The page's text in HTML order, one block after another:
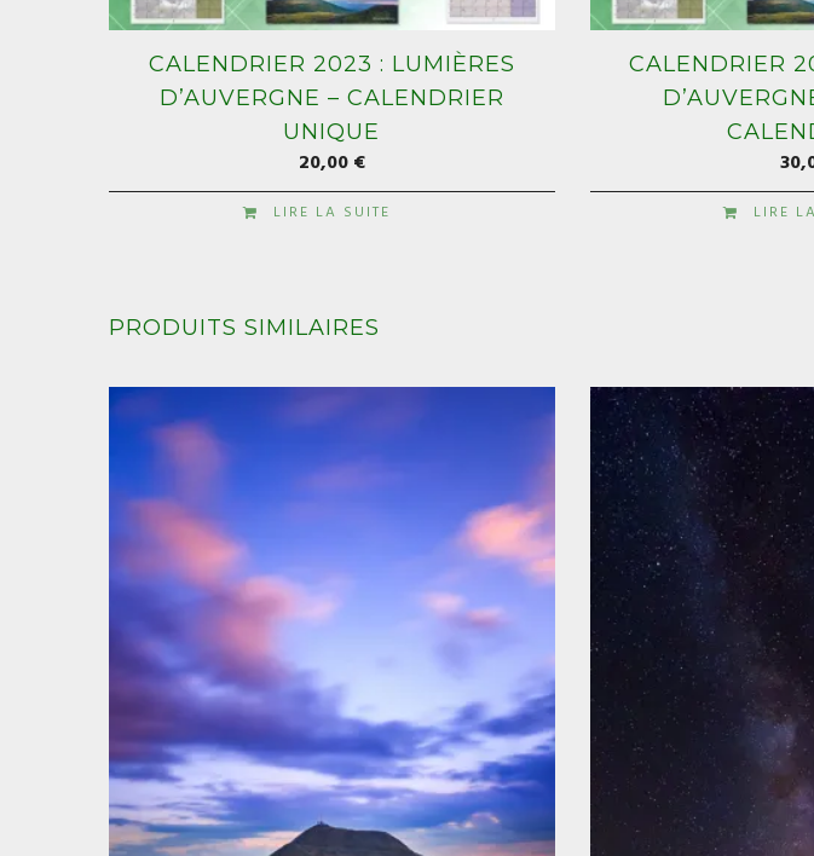
CALENDRIER 2023 : LUMIÈRES
D’AUVERGNE – CALENDRIER
UNIQUE
20,00€
LIRE LA SUITE
CALENDRIER
LIRE
PRODUITS SIMILAIRES